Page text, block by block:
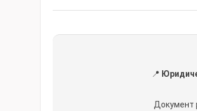
📍
Документ